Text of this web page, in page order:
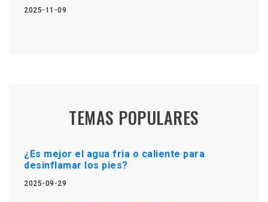
2025-11-09
TEMAS POPULARES
¿Es mejor el agua fria o caliente para
desinflamar los pies?
2025-09-29